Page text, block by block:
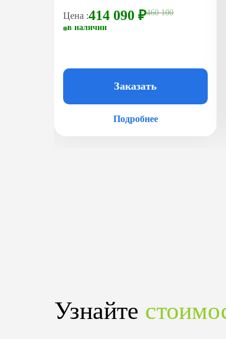
Цена :414 090 ₽
в наличии
460 100
Заказать
Подробнее
Узнайте